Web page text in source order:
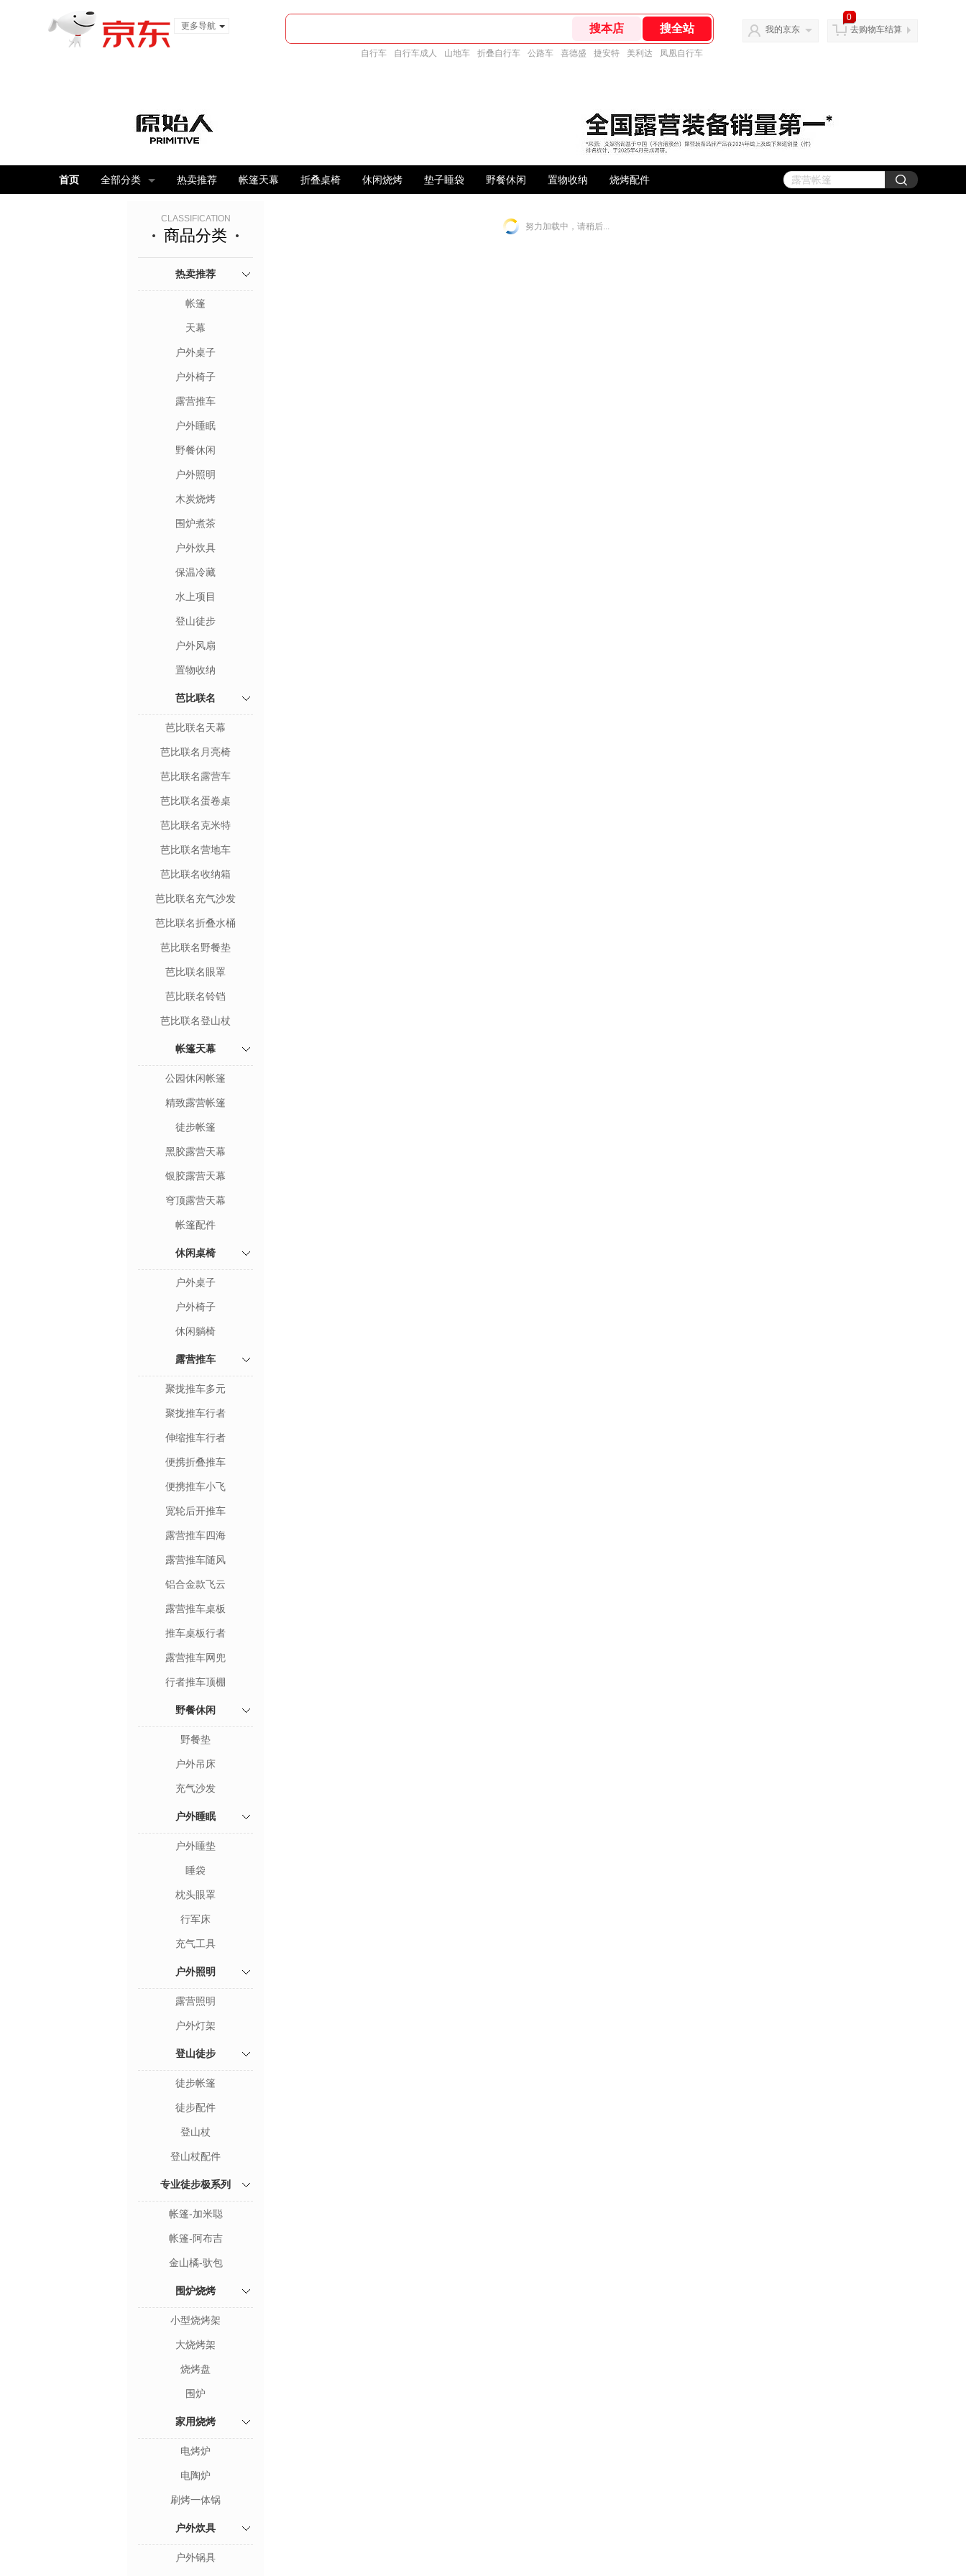
更多导航
自行车 自行车成人 山地车 折叠自行车 公路车 喜德盛 捷安特 美利达 凤凰自行车
我的京东
0
去购物车结算
首页 全部分类 热卖推荐 帐篷天幕 折叠桌椅 休闲烧烤 垫子睡袋 野餐休闲 置物收纳 烧烤配件
CLASSIFICATION
商品分类
热卖推荐
帐篷
天幕
户外桌子
户外椅子
露营推车
户外睡眠
野餐休闲
户外照明
木炭烧烤
围炉煮茶
户外炊具
保温冷藏
水上项目
登山徒步
户外风扇
置物收纳
芭比联名
芭比联名天幕
芭比联名月亮椅
芭比联名露营车
芭比联名蛋卷桌
芭比联名克米特
芭比联名营地车
芭比联名收纳箱
芭比联名充气沙发
芭比联名折叠水桶
芭比联名野餐垫
芭比联名眼罩
芭比联名铃铛
芭比联名登山杖
帐篷天幕
公园休闲帐篷
精致露营帐篷
徒步帐篷
黑胶露营天幕
银胶露营天幕
穹顶露营天幕
帐篷配件
休闲桌椅
户外桌子
户外椅子
休闲躺椅
露营推车
聚拢推车多元
聚拢推车行者
伸缩推车行者
便携折叠推车
便携推车小飞
宽轮后开推车
露营推车四海
露营推车随风
铝合金款飞云
露营推车桌板
推车桌板行者
露营推车网兜
行者推车顶棚
野餐休闲
野餐垫
户外吊床
充气沙发
户外睡眠
户外睡垫
睡袋
枕头眼罩
行军床
充气工具
户外照明
露营照明
户外灯架
登山徒步
徒步帐篷
徒步配件
登山杖
登山杖配件
专业徒步极系列
帐篷-加米聪
帐篷-阿布吉
金山橘-驮包
围炉烧烤
小型烧烤架
大烧烤架
烧烤盘
围炉
家用烧烤
电烤炉
电陶炉
刷烤一体锅
户外炊具
户外锅具
努力加载中，请稍后...